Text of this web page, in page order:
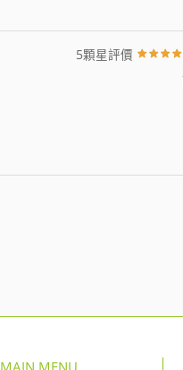
5顆星評價
MAIN MENU